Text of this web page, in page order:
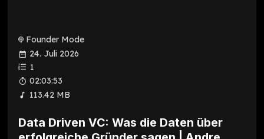
Founder Mode
24. Juli 2026
1
02:03:53
113.42 MB
Data Driven VC: Was die Daten über